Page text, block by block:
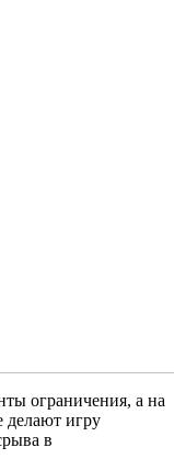
ограничения, а на
делают игру
в